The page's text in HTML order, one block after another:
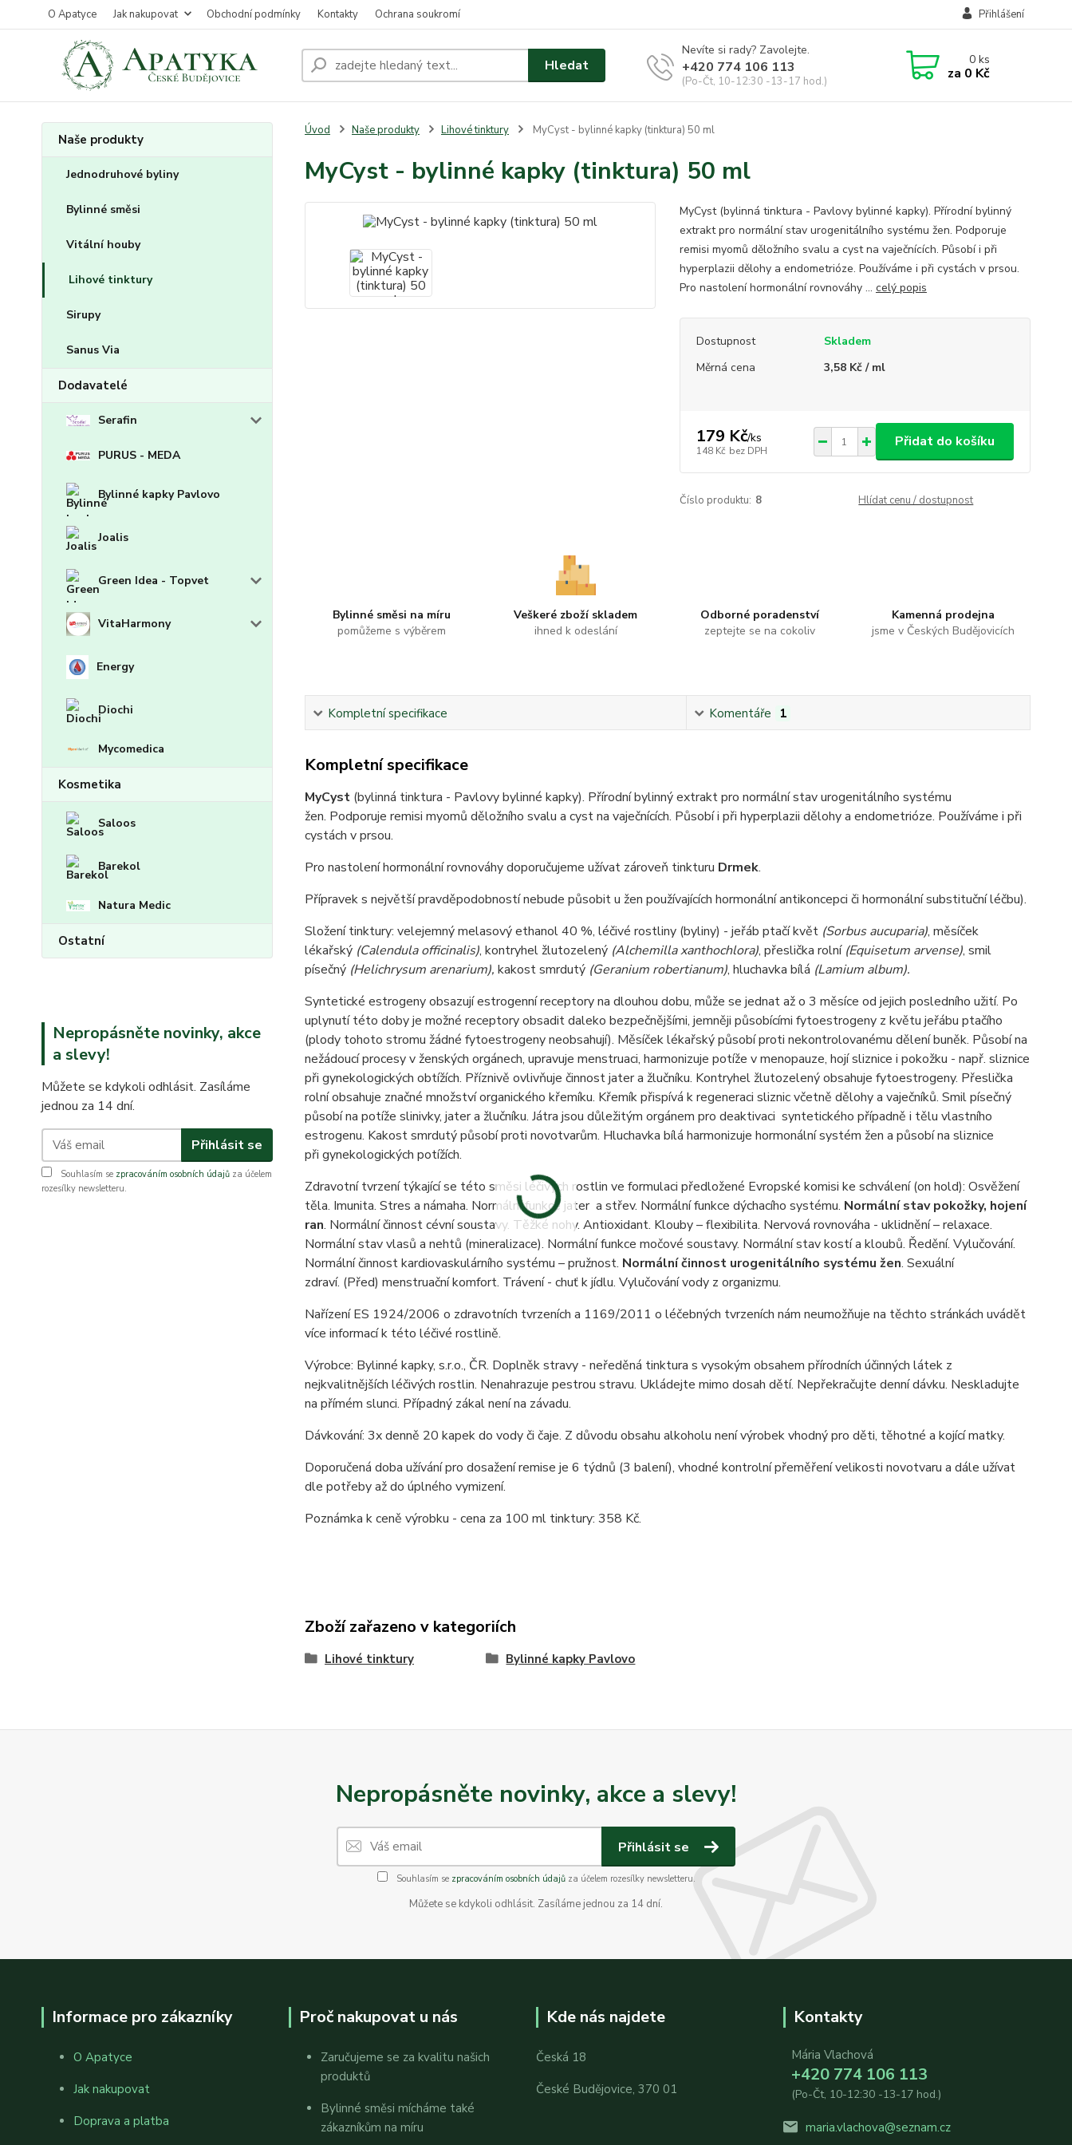
O Apatyce Jak nakupovat Obchodní podmínky Kontakty Ochrana soukromí Přihlášení
Hledat
Nevíte si rady? Zavolejte.
+420 774 106 113
(Po-Čt, 10-12:30 -13-17 hod.)
0ks
za 0 Kč
Naše produkty
Jednodruhové byliny
Bylinné směsi
Vitální houby
Lihové tinktury
Sirupy
Sanus Via
Dodavatelé
Serafin
PURUS - MEDA
Bylinné kapky Pavlovo
Joalis
Green Idea - Topvet
VitaHarmony
Energy
Diochi
Mycomedica
Kosmetika
Saloos
Barekol
Natura Medic
Ostatní
Nepropásněte novinky, akce
a slevy!
Můžete se kdykoli odhlásit. Zasíláme
jednou za 14 dní.
Přihlásit se
Souhlasím se zpracováním osobních údajů za účelem
rozesílky newsletteru.
Úvod Naše produkty Lihové tinktury MyCyst - bylinné kapky (tinktura) 50 ml
MyCyst - bylinné kapky (tinktura) 50 ml
MyCyst (bylinná tinktura - Pavlovy bylinné kapky). Přírodní bylinný
extrakt pro normální stav urogenitálního systému žen. Podporuje
remisi myomů děložního svalu a cyst na vaječnících. Působí i při
hyperplazii dělohy a endometrióze. Používáme i při cystách v prsou.
Pro nastolení hormonální rovnováhy ... celý popis
Dostupnost
Skladem
Měrná cena
3,58 Kč / ml
179 Kč/ks
148 Kč bez DPH
Přidat do košíku
Číslo produktu: 8 Hlídat cenu / dostupnost
Bylinné směsi na míru
pomůžeme s výběrem
Veškeré zboží skladem
ihned k odeslání
Odborné poradenství
zeptejte se na cokoliv
Kamenná prodejna
jsme v Českých Budějovicích
Kompletní specifikace Komentáře 1
Kompletní specifikace
MyCyst(bylinná tinktura - Pavlovy bylinné kapky). Přírodní bylinný extrakt pro normální stav urogenitálního systému
žen. Podporuje remisi myomů děložního svalu a cyst na vaječnících. Působí i při hyperplazii dělohy a endometrióze. Používáme i při
cystách v prsou.
Pro nastolení hormonální rovnováhy doporučujeme užívat zároveň tinkturu Drmek.
Přípravek s největší pravděpodobností nebude působit u žen používajících hormonální antikoncepci či hormonální substituční léčbu).
Složení tinktury: velejemný melasový ethanol 40 %, léčivé rostliny (byliny) - jeřáb ptačí květ (Sorbus aucuparia), měsíček
lékařský (Calendula officinalis), kontryhel žlutozelený (Alchemilla xanthochlora), přeslička rolní (Equisetum arvense), smil
písečný (Helichrysum arenarium), kakost smrdutý (Geranium robertianum), hluchavka bílá (Lamium album).
Syntetické estrogeny obsazují estrogenní receptory na dlouhou dobu, může se jednat až o 3 měsíce od jejich posledního užití. Po
uplynutí této doby je možné receptory obsadit daleko bezpečnějšími, jemněji působícími fytoestrogeny z květu jeřábu ptačího
(plody tohoto stromu žádné fytoestrogeny neobsahují). Měsíček lékařský působí proti nekontrolovanému dělení buněk. Působí na
nežádoucí procesy v ženských orgánech, upravuje menstruaci, harmonizuje potíže v menopauze, hojí sliznice i pokožku - např. sliznice
při gynekologických obtížích. Příznivě ovlivňuje činnost jater a žlučníku. Kontryhel žlutozelený obsahuje fytoestrogeny. Přeslička
rolní obsahuje značné množství organického křemíku. Křemík přispívá k regeneraci sliznic včetně dělohy a vaječníků. Smil písečný
působí na potíže slinivky, jater a žlučníku. Játra jsou důležitým orgánem pro deaktivaci syntetického případně i tělu vlastního
estrogenu. Kakost smrdutý působí proti novotvarům. Hluchavka bílá harmonizuje hormonální systém žen a působí na sliznice
při gynekologických potížích.
Zdravotní tvrzení týkající se této směsi léčivých rostlin ve formulaci předložené Evropské komisi ke schválení (on hold): Osvěžení
těla. Imunita. Stres a námaha. Normální funkce jater a střev. Normální funkce dýchacího systému. Normální stav pokožky, hojení
ran. Normální činnost cévní soustavy. Těžké nohy. Antioxidant. Klouby – flexibilita. Nervová rovnováha - uklidnění – relaxace.
Normální stav vlasů a nehtů (mineralizace). Normální funkce močové soustavy. Normální stav kostí a kloubů. Ředění. Vylučování.
Normální činnost kardiovaskulárního systému – pružnost. Normální činnost urogenitálního systému žen. Sexuální
zdraví. (Před) menstruační komfort. Trávení - chuť k jídlu. Vylučování vody z organizmu.
Nařízení ES 1924/2006 o zdravotních tvrzeních a 1169/2011 o léčebných tvrzeních nám neumožňuje na těchto stránkách uvádět
více informací k této léčivé rostlině.
Výrobce: Bylinné kapky, s.r.o., ČR. Doplněk stravy - neředěná tinktura s vysokým obsahem přírodních účinných látek z
nejkvalitnějších léčivých rostlin. Nenahrazuje pestrou stravu. Ukládejte mimo dosah dětí. Nepřekračujte denní dávku. Neskladujte
na přímém slunci. Případný zákal není na závadu.
Dávkování: 3x denně 20 kapek do vody či čaje. Z důvodu obsahu alkoholu není výrobek vhodný pro děti, těhotné a kojící matky.
Doporučená doba užívání pro dosažení remise je 6 týdnů (3 balení), vhodné kontrolní přeměření velikosti novotvaru a dále užívat
dle potřeby až do úplného vymizení.
Poznámka k ceně výrobku - cena za 100 ml tinktury: 358 Kč.
Zboží zařazeno v kategoriích
Lihové tinktury Bylinné kapky Pavlovo
Nepropásněte novinky, akce a slevy!
Přihlásit se
Souhlasím se zpracováním osobních údajůza účelem rozesílky newsletteru.
Můžete se kdykoli odhlásit. Zasíláme jednou za 14 dní.
Informace pro zákazníky
O Apatyce
Jak nakupovat
Doprava a platba
Proč nakupovat u nás
Zaručujeme se za kvalitu našich
produktů
Bylinné směsi mícháme také
zákazníkům na míru
Kde nás najdete
Česká 18
České Budějovice, 370 01
Kontakty
Mária Vlachová
+420 774 106 113
(Po-Čt, 10-12:30 -13-17 hod.)
maria.vlachova@seznam.cz